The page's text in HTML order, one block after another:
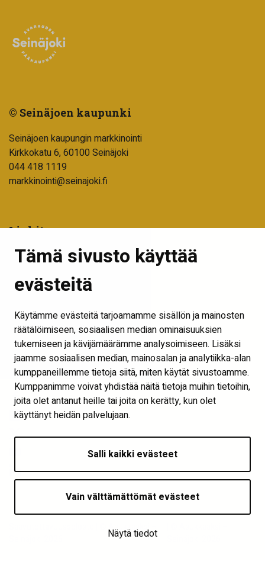
Tämä sivusto käyttää
evästeitä
Käytämme evästeitä tarjoamamme sisällön ja mainosten
räätälöimiseen, sosiaalisen median ominaisuuksien
tukemiseen ja kävijämäärämme analysoimiseen. Lisäksi
jaamme sosiaalisen median, mainosalan ja analytiikka-alan
kumppaneillemme tietoja siitä, miten käytät sivustoamme.
Kumppanimme voivat yhdistää näitä tietoja muihin tietoihin,
joita olet antanut heille tai joita on kerätty, kun olet
käyttänyt heidän palvelujaan.
Salli kaikki evästeet
Vain välttämättömät evästeet
Näytä tiedot
© Seinäjoen kaupunki
Seinäjoen kaupungin markkinointi
Kirkkokatu 6, 60100 Seinäjoki
044 418 1119
markkinointi@seinajoki.fi
Linkit
Tilaa uutiskirje
Seinäjoen kaupunki
Visit Seinäjoki
Näytä evästeasetukset
Seuraa meitä
Saavutettavuusseloste | © Asukkaaksi –